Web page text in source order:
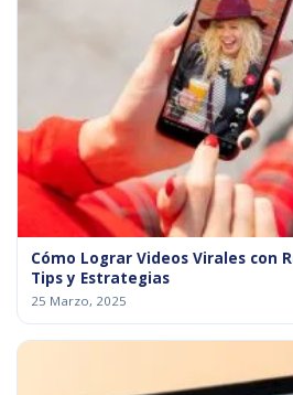
Cómo Lograr Videos Virales con
Tips y Estrategias
25 Marzo, 2025